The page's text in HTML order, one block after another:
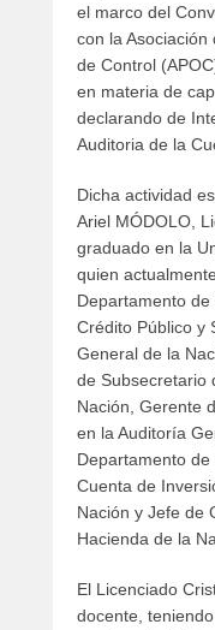
el marco del
con la
de Control
en materia de
declarando de
Auditoria de la
Dicha actividad
Ariel MÓDOLO,
graduado en la
quien
Departamento
Crédito Público y
General de la
de Subsecretario
Nación, Gerente
en la Auditoría
Departamento
Cuenta de
Nación y Jefe de
Hacienda de la
El Licenciado
docente,